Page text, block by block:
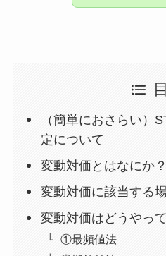
（簡単におさらい
定について
変動対価とはなにか？
変動対価に該当する
変動対価はどうやっ
①最頻値法